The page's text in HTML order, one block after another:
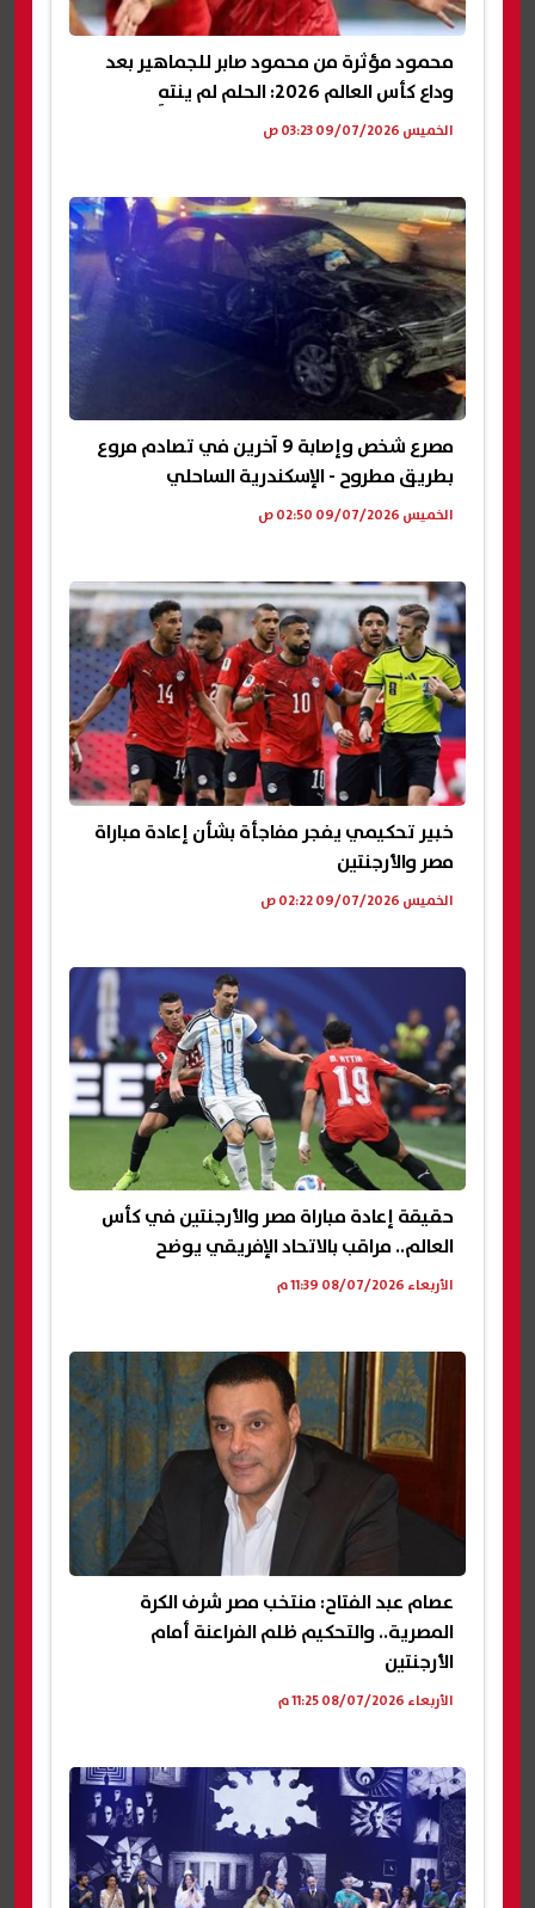
محمود مؤثرة من محمود صابر للجماهير بعد
وداع كأس العالم 2026: الحلم لم ينتهِ
الخميس 09/07/2026 03:23 ص
مصرع شخص وإصابة 9 آخرين في تصادم مروع
بطريق مطروح - الإسكندرية الساحلي
الخميس 09/07/2026 02:50 ص
خبير تحكيمي يفجر مفاجأة بشأن إعادة مباراة
مصر والأرجنتين
الخميس 09/07/2026 02:22 ص
حقيقة إعادة مباراة مصر والأرجنتين في كأس
العالم.. مراقب بالاتحاد الإفريقي يوضح
الأربعاء 08/07/2026 11:39 م
عصام عبد الفتاح: منتخب مصر شرف الكرة
المصرية.. والتحكيم ظلم الفراعنة أمام
الأرجنتين
الأربعاء 08/07/2026 11:25 م